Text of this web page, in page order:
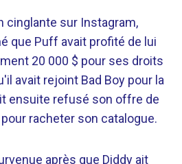
cinglante sur Instagram,
que Puff avait profité de lui
20 000 $ pour ses droits
avait rejoint Bad Boy pour la
ensuite refusé son offre de
racheter son catalogue.
après que Diddy ait